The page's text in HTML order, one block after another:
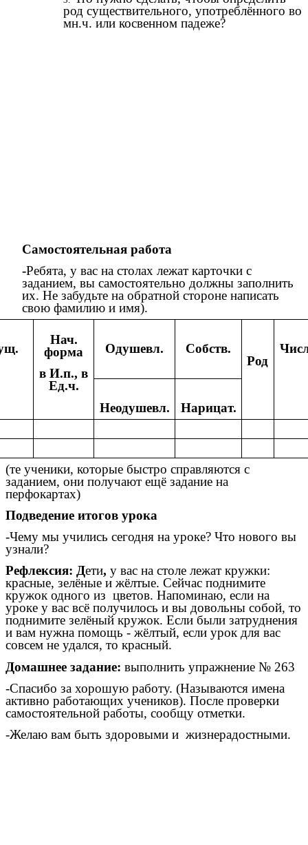
род существительного, употреблённого во
мн.ч. или косвенном падеже?
Самостоятельная работа
-Ребята, у вас на столах лежат карточки с
заданием, вы самостоятельно должны заполнить
их. Не забудьте на обратной стороне написать
свою фамилию и имя).
Нач.
форма
в И.п., в
Ед.ч.
Одушевл.
Собств.
Род
Неодушевл. Нарицат.
(те ученики, которые быстро справляются с
заданием, они получают ещё задание на
перфокартах)
Подведение итогов урока
-Чему мы учились сегодня на уроке? Что нового вы
узнали?
Рефлексия: Дети, у вас на столе лежат кружки:
красные, зелёные и жёлтые. Сейчас поднимите
кружок одного из цветов. Напоминаю, если на
уроке у вас всё получилось и вы довольны собой, то
поднимите зелёный кружок. Если были затруднения
и вам нужна помощь - жёлтый, если урок для вас
совсем не удался, то красный.
Домашнее задание: выполнить упражнение № 263
-Спасибо за хорошую работу. (Называются имена
активно работающих учеников). После проверки
самостоятельной работы, сообщу отметки.
-Желаю вам быть здоровыми и жизнерадостными.